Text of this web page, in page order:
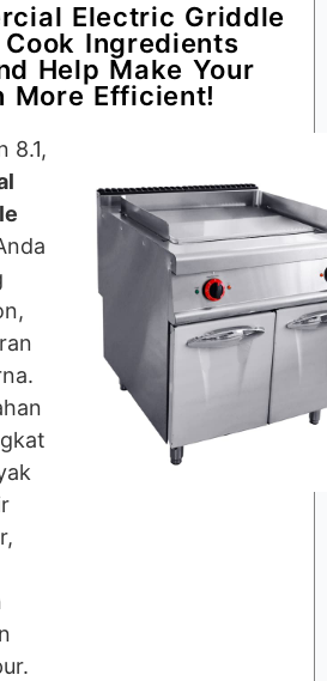
Electric Griddle
Ingredients
Help Make Your
More Efficient!
8.1,